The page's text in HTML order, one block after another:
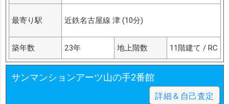
最寄り駅 近鉄名古屋線 津 (10分)
築年数 23年 地上階数 11階建て / RC
サンマンションアーツ山の手2番館
詳細＆自己査定